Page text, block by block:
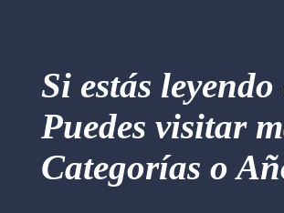
Si estás
Puedes visitar
Categorías o